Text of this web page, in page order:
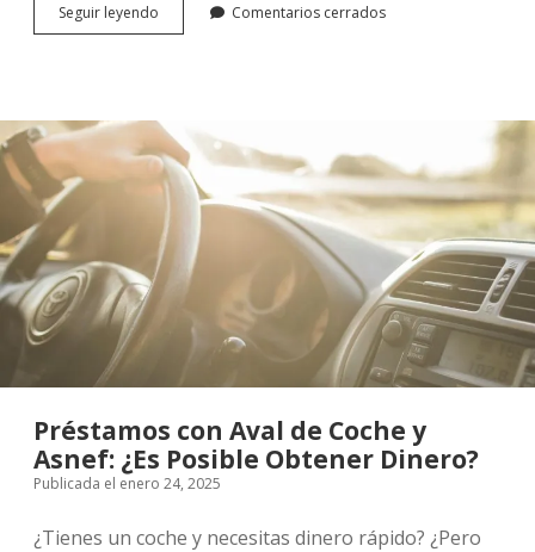
Seguir leyendo Aventura
y
de
segunda
mano
que
permitirán
viajar,
sin
gastar
Comentarios cerrados
Préstamos con Aval de Coche y
Asnef: ¿Es Posible Obtener Dinero?
Publicada el enero 24, 2025
¿Tienes un coche y necesitas dinero rápido? ¿Pero